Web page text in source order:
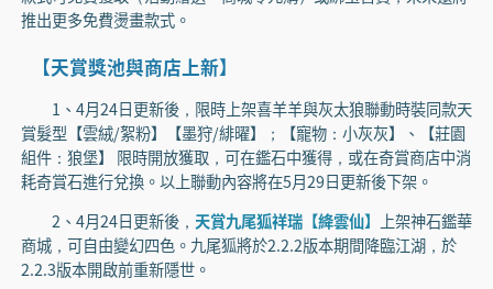
推出更多免費燙畫款式。
【天賞獎池與商店上新】
1、4月24日更新後，限時上架喜羊羊與灰太狼聯動時裝同款天
賞髮型【雲絨/絮粉】【墨狩/緋曜】；【寵物：小灰灰】、【莊園
組件：狼堡】 限時開放獲取，可在鑑石中獲得，或在奇賞商店中消
耗奇賞石進行兌換。以上聯動內容將在5月29日更新後下架。
2、4月24日更新後， 天賞九尾狐祥瑞【絳雲仙】
上架神石鑑華
商城，可自由變幻四色。九尾狐將於2.2.2版本期間降臨江湖，於
2.2.3版本開啟前重新隱世。